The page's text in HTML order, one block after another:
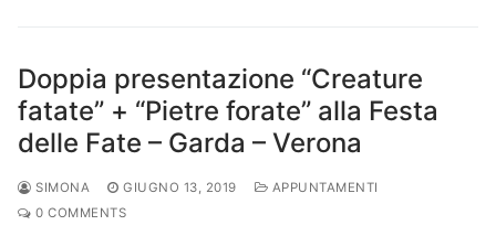
Doppia presentazione “Creature
fatate” + “Pietre forate” alla Festa
delle Fate – Garda – Verona
SIMONA GIUGNO 13, 2019
APPUNTAMENTI
0 COMMENTS